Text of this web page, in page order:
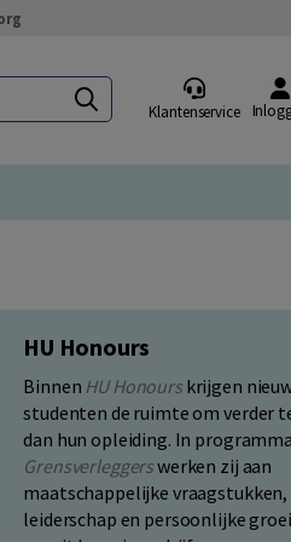
Klantenservice
HU Honours
Binnen HU Honourskrijgen
studenten de ruimte om verder
dan hun opleiding. In
Grensverleggerswerken zij aan
maatschappelijke vraagstukken,
leiderschap en persoonlijke